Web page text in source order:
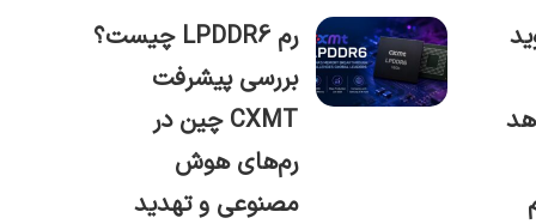
رم LPDDR6 چیست؟
بررسی پیشرفت
CXMT چین در
رم‌های هوش
مصنوعی و تهدید